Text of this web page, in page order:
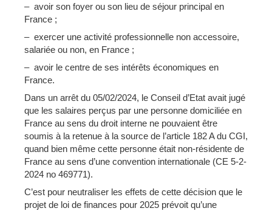
– avoir son foyer ou son lieu de séjour principal en
France ;
– exercer une activité professionnelle non accessoire,
salariée ou non, en France ;
– avoir le centre de ses intérêts économiques en
France.
Dans un arrêt du 05/02/2024, le Conseil d’Etat avait jugé
que les salaires perçus par une personne domiciliée en
France au sens du droit interne ne pouvaient être
soumis à la retenue à la source de l’article 182 A du CGI,
quand bien même cette personne était non-résidente de
France au sens d’une convention internationale (CE 5-2-
2024 no 469771).
C’est pour neutraliser les effets de cette décision que le
projet de loi de finances pour 2025 prévoit qu’une